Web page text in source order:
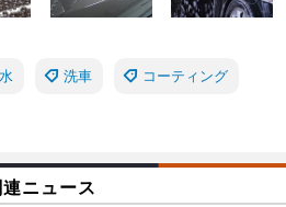
洗車 コーティング
連ニュース